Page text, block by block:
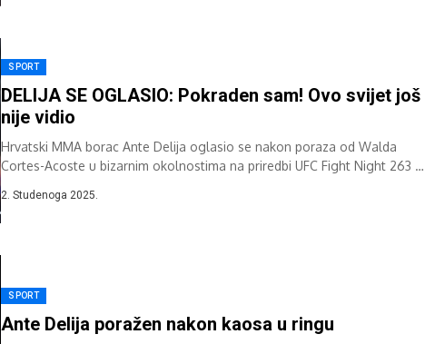
SPORT
DELIJA SE OGLASIO: Pokraden sam! Ovo svijet još
nije vidio
Hrvatski MMA borac Ante Delija oglasio se nakon poraza od Walda
Cortes-Acoste u bizarnim okolnostima na priredbi UFC Fight Night 263 u
2. Studenoga 2025.
SPORT
Ante Delija poražen nakon kaosa u ringu